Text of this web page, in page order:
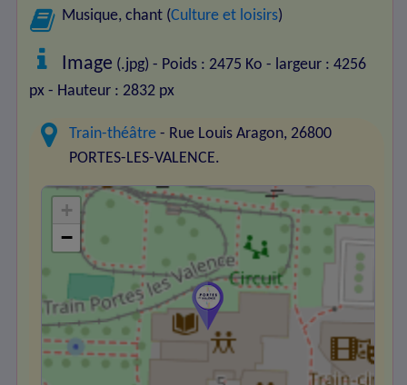
Musique, chant (Culture et loisirs)
Image (.jpg) - Poids : 2475 Ko - largeur : 4256
px - Hauteur : 2832 px
Train-théâtre - Rue Louis Aragon, 26800
PORTES-LES-VALENCE.
+
−